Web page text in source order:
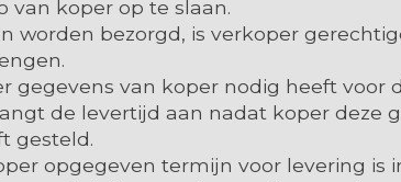
van koper op te slaan.
worden bezorgd, is verkoper
gegevens van koper nodig heeft voor
de levertijd aan nadat koper deze
gesteld.
opgegeven termijn voor levering is